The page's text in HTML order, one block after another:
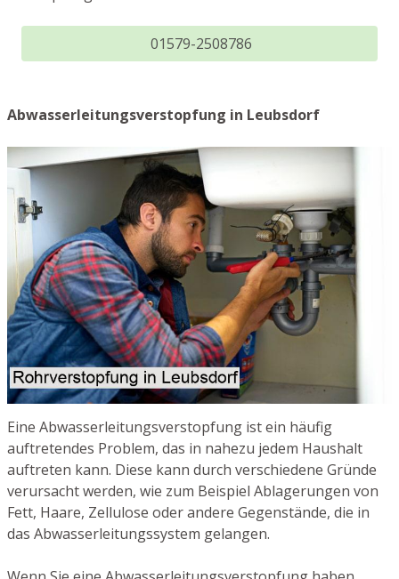
01579-2508786
Abwasserleitungsverstopfung in Leubsdorf
Eine Abwasserleitungsverstopfung ist ein häufig
auftretendes Problem, das in nahezu jedem Haushalt
auftreten kann. Diese kann durch verschiedene Gründe
verursacht werden, wie zum Beispiel Ablagerungen von
Fett, Haare, Zellulose oder andere Gegenstände, die in
das Abwasserleitungssystem gelangen.